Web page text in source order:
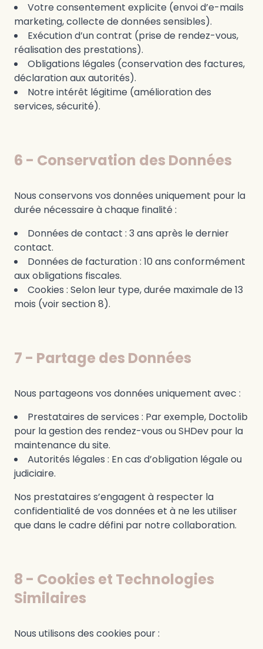
Votre consentement explicite (envoi d’e-mails
marketing, collecte de données sensibles).
Exécution d’un contrat (prise de rendez-vous,
réalisation des prestations).
Obligations légales (conservation des factures,
déclaration aux autorités).
Notre intérêt légitime (amélioration des
services, sécurité).
6 - Conservation des Données
Nous conservons vos données uniquement pour la
durée nécessaire à chaque finalité :
Données de contact : 3 ans après le dernier
contact.
Données de facturation : 10 ans conformément
aux obligations fiscales.
Cookies : Selon leur type, durée maximale de 13
mois (voir section 8).
7 - Partage des Données
Nous partageons vos données uniquement avec :
Prestataires de services : Par exemple, Doctolib
pour la gestion des rendez-vous ou SHDev pour la
maintenance du site.
Autorités légales : En cas d’obligation légale ou
judiciaire.
Nos prestataires s’engagent à respecter la
confidentialité de vos données et à ne les utiliser
que dans le cadre défini par notre collaboration.
8 - Cookies et Technologies
Similaires
Nous utilisons des cookies pour :